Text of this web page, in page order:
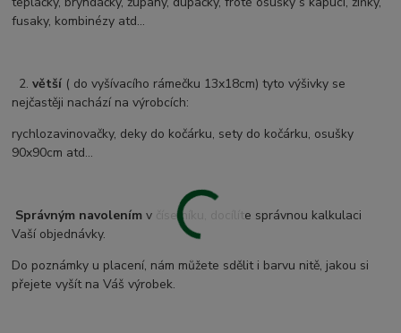
fusaky, kombinézy atd...
2.větší ( do vyšívacího rámečku 13x18cm) tyto výšivky se
nejčastěji nachází na výrobcích:
rychlozavinovačky, deky do kočárku, sety do kočárku, osušky
90x90cm atd...
Správným navolením v číselníku, docílíte správnou kalkulaci
Vaší objednávky.
Do poznámky u placení, nám můžete sdělit i barvu nitě, jakou si
přejete vyšít na Váš výrobek.